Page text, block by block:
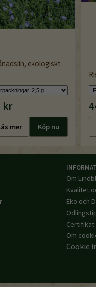
ekologiskt
kr
mer Köp nu
Om
Kvalitet
Eko och
Certifikat
Om
Cookie